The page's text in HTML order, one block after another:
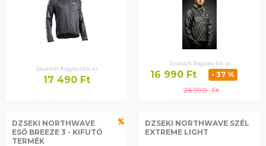
Javasolt fogyasztói ár
17 490 Ft
Javasolt fogyasztói ár
16 990 Ft
- 37 %
26 990 Ft
DZSEKI NORTHWAVE
ESŐ BREEZE 3 - KIFUTÓ
TERMÉK
DZSEKI NORTHWAVE SZÉL
EXTREME LIGHT